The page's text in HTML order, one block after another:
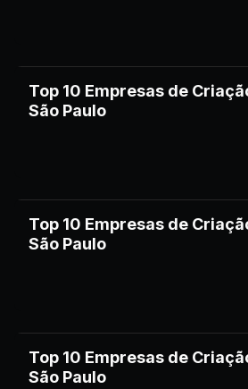
Top 10 Empresas de
São Paulo
Top 10 Empresas de
São Paulo
Top 10 Empresas de
São Paulo